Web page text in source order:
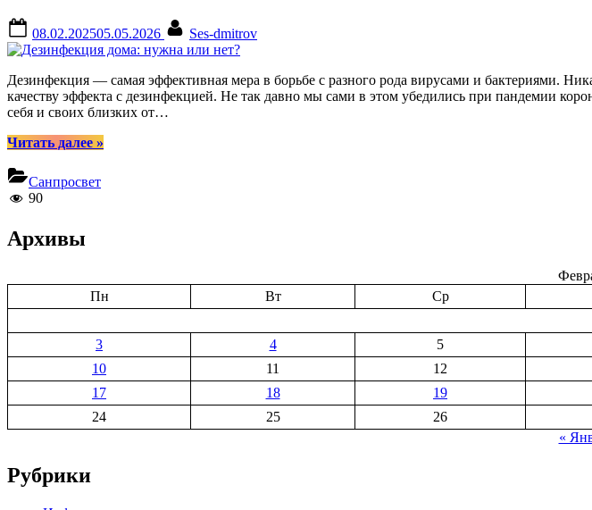
on
08.02.202505.05.2026 Ses-dmitrov
Дезинфекция — самая эффективная мера в борьбе с разного рода вирусами и бактериями.
качеству эффекта с дезинфекцией. Не так давно мы сами в этом убедились при пандемии
себя и своих близких от…
Читать далее“Дезинфекция
или
»
Санпросвет
90
Архивы
Пн
Вт Ср
3
4 5
10
11 12
17
18 19
24
25 26
«
Рубрики